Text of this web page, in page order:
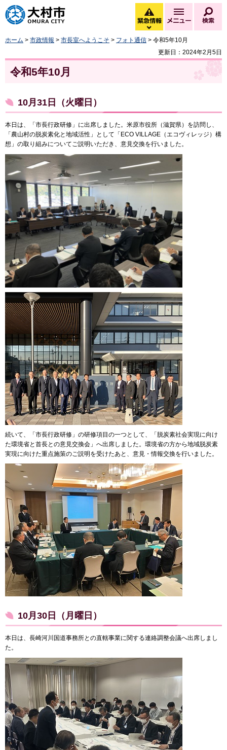
大村市
緊急情報
緊急情報を開く
メニュー
ホーム > 市政情報 > 市長室へようこそ > フォト通信 > 令和5年10月
更新日：2024年2月5日
令和5年10月
10月31日（火曜日）
本日は、「市長行政研修」に出席しました。米原市役所（滋賀県）を訪問し、
「農山村の脱炭素化と地域活性」として「ECO VILLAGE（エコヴィレッジ）構
想」の取り組みについてご説明いただき、意見交換を行いました。
続いて、「市長行政研修」の研修項目の一つとして、「脱炭素社会実現に向け
た環境省と首長との意見交換会」へ出席しました。環境省の方から地域脱炭素
実現に向けた重点施策のご説明を受けたあと、意見・情報交換を行いました。
10月30日（月曜日）
本日は、長崎河川国道事務所との直轄事業に関する連絡調整会議へ出席しまし
た。